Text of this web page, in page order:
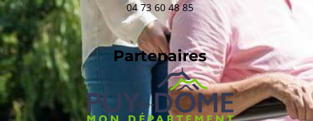
04 73 60 48 85
Partenaires